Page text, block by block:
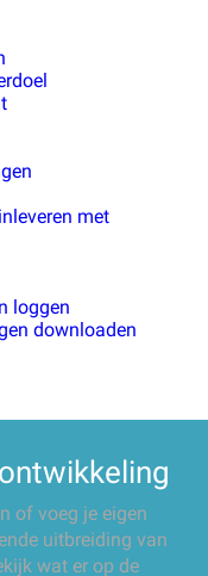
met
loggen
downloaden
of voeg je eigen
uitbreiding van
wat er op de